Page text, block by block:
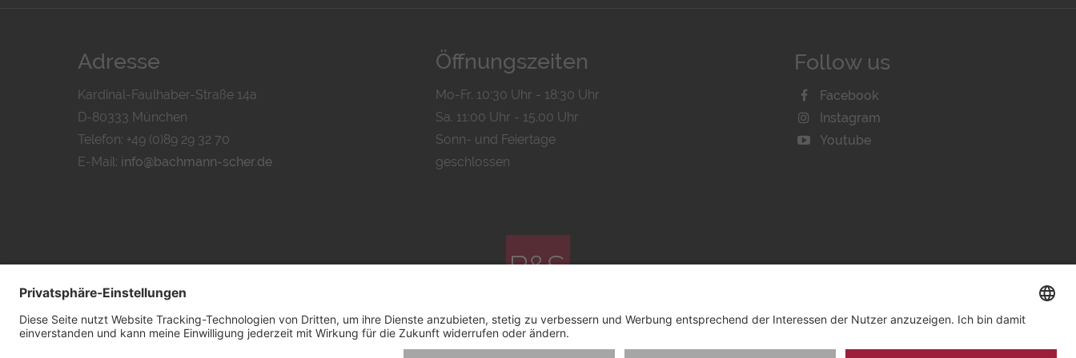
Adresse
Kardinal-Faulhaber-Straße 14a
D-80333 München
Telefon: +49 (0)89 29 32 70
E-Mail: info@bachmann-scher.de
Öffnungszeiten
Mo-Fr. 10:30 Uhr - 18:30 Uhr
Sa. 11:00 Uhr - 15.00 Uhr
Sonn- und Feiertage
geschlossen
Follow us
Facebook
Instagram
Youtube
© 2026 by Bachmann & Scher GmbH / Watchandco GmbH